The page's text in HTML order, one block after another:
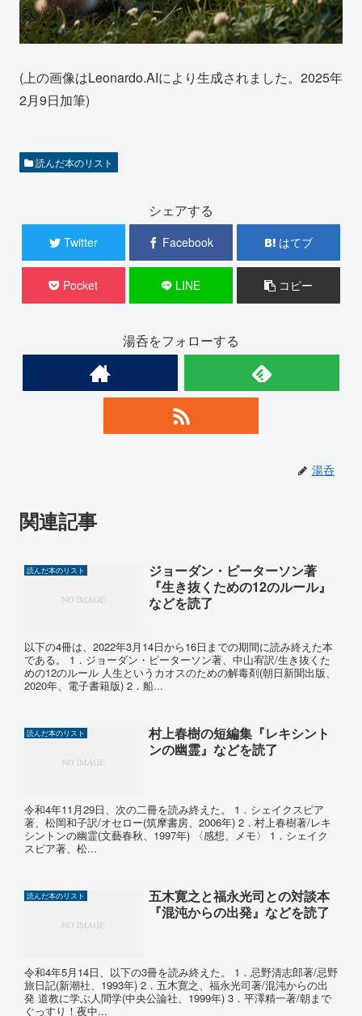
(上の画像はLeonardo.AIにより生成されました。2025年
2月9日加筆)
読んだ本のリスト
シェアする
Twitter Facebook はてブ
Pocket LINE コピー
湯呑をフォローする
湯呑
関連記事
読んだ本のリスト
ジョーダン・ピーターソン著
『生き抜くための12のルール』
などを読了
以下の4冊は、2022年3月14日から16日までの期間に読み終えた本
である。 1．ジョーダン・ピーターソン著、中山宥訳/生き抜くた
めの12のルール 人生というカオスのための解毒剤(朝日新聞出版、
2020年、電子書籍版) 2．船...
読んだ本のリスト
村上春樹の短編集『レキシント
ンの幽霊』などを読了
令和4年11月29日、次の二冊を読み終えた。 1．シェイクスピア
著、松岡和子訳/オセロー(筑摩書房、2006年) 2．村上春樹著/レキ
シントンの幽霊(文藝春秋、1997年) 〈感想、メモ〉 1．シェイク
スピア著、松...
読んだ本のリスト
五木寛之と福永光司との対談本
『混沌からの出発』などを読了
令和4年5月14日、以下の3冊を読み終えた。 1．忌野清志郎著/忌野
旅日記(新潮社、1993年) 2．五木寛之、福永光司著/混沌からの出
発 道教に学ぶ人間学(中央公論社、1999年) 3．平澤精一著/朝まで
ぐっすり！夜中...